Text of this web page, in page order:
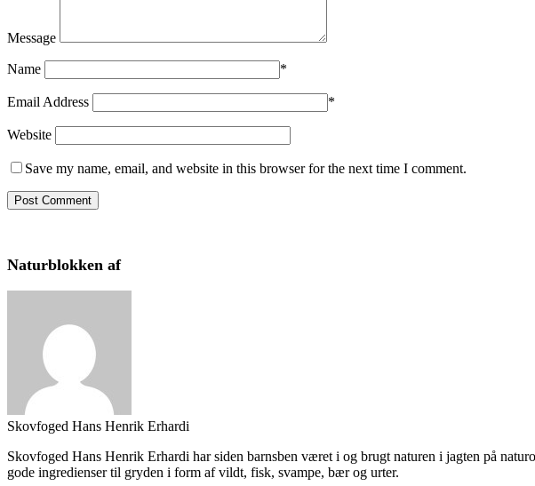
Message
Name *
Email Address *
Website
Save my name, email, and website in this browser for the next time I comment.
Naturblokken af
Skovfoged Hans Henrik Erhardi
Skovfoged Hans Henrik Erhardi har siden barnsben været i og brugt naturen i jagten på
gode ingredienser til gryden i form af vildt, fisk, svampe, bær og urter.